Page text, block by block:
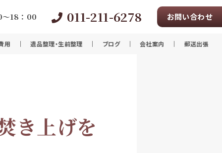
18：00 011-211-6278 お問い合わせ
用 遺品整理・生前整理 ブログ 会社案内 郵送出張
き上げを